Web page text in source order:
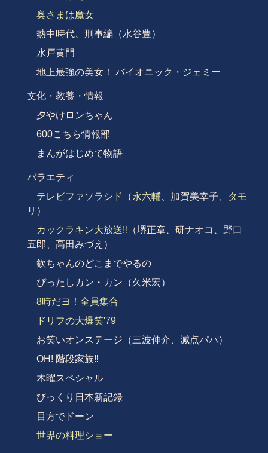
奥さまは魔女
熱中時代、刑事編（水谷豊）
水戸黄門
地上最強の美女！ バイオニック・ジェミー
文化・教養・情報
夕やけロンちゃん
600こちら情報部
まんがはじめて物語
バラエティ
テレビファソラシド
（永六輔、加賀美幸子、
タモ
リ ）
カックラキン大放送‼︎ （堺正章、研ナオコ、野口
五郎、高田みづえ）
欽ちゃんのどこまでやるの
ぴったしカン・カン（久米宏）
8時だヨ！全員集合
ドリフの大爆笑'79
お笑いオンステージ（三波伸介、減点パパ）
OH! 階段家族‼︎
木曜スペシャル
びっくり日本新記録
目方でドーン
世界の料理ショー